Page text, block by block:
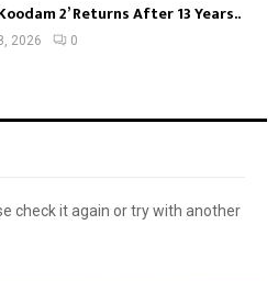
2’ Returns After 13 Years..
2026 0
check it again or try with another